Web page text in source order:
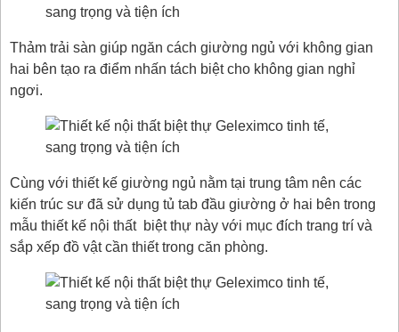
Thảm trải sàn giúp ngăn cách giường ngủ với không gian
hai bên tạo ra điểm nhấn tách biệt cho không gian nghỉ
ngơi.
Cùng với thiết kế giường ngủ nằm tại trung tâm nên các
kiến trúc sư đã sử dụng tủ tab đầu giường ở hai bên trong
mẫu thiết kế nội thất biệt thự này với mục đích trang trí và
sắp xếp đồ vật cần thiết trong căn phòng.